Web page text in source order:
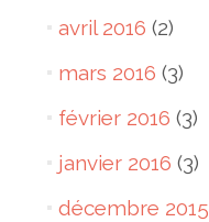
avril 2016 (2)
mars 2016 (3)
février 2016 (3)
janvier 2016 (3)
décembre 2015